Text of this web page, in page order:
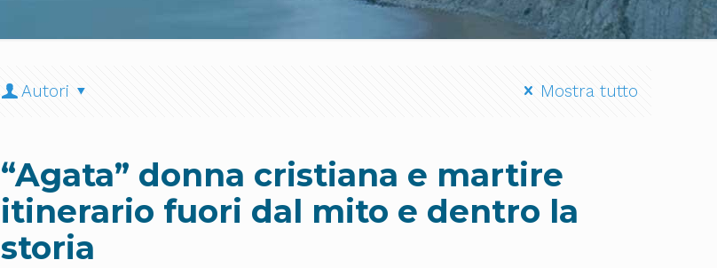
Autori Mostra tutto
“Agata” donna cristiana e martire
itinerario fuori dal mito e dentro la
storia